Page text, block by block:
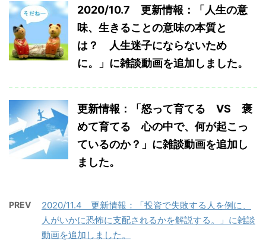
2020/10.7 更新情報：「人生の意
味、生きることの意味の本質と
は？ 人生迷子にならないため
に。」に雑談動画を追加しました。
更新情報：「怒って育てる VS 褒
めて育てる 心の中で、何が起こっ
ているのか？」に雑談動画を追加し
ました。
PREV
2020/11.4 更新情報：「投資で失敗する人を例に、
人がいかに恐怖に支配されるかを解説する。」に雑談
動画を追加しました。